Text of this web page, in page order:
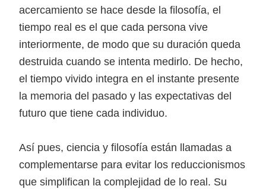
acercamiento se hace desde la filosofía, el
tiempo real es el que cada persona vive
interiormente, de modo que su duración queda
destruida cuando se intenta medirlo. De hecho,
el tiempo vivido integra en el instante presente
la memoria del pasado y las expectativas del
futuro que tiene cada individuo.
Así pues, ciencia y filosofía están llamadas a
complementarse para evitar los reduccionismos
que simplifican la complejidad de lo real. Su